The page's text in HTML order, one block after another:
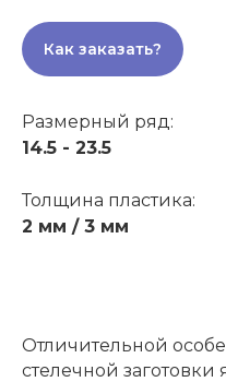
Как заказать?
Размерный ряд:
14.5 - 23.5
Толщина пластика:
2 мм / 3 мм
Отличительной
стелечной заготовки